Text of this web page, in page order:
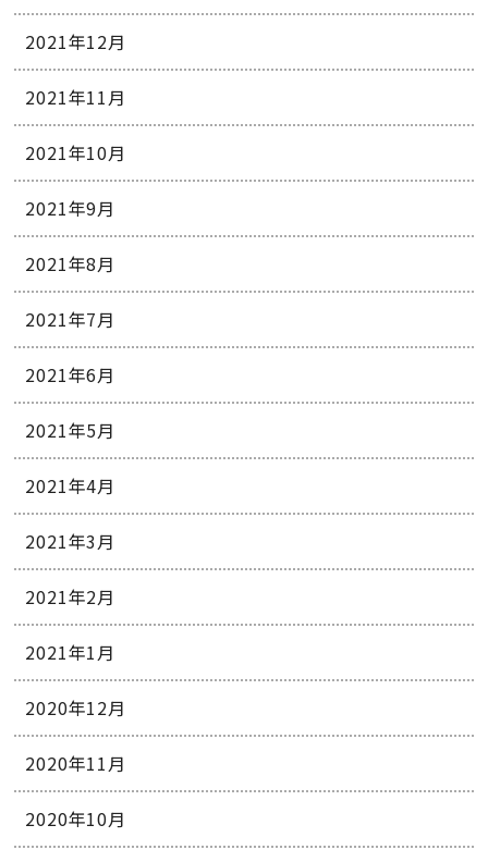
2021年12月
2021年11月
2021年10月
2021年9月
2021年8月
2021年7月
2021年6月
2021年5月
2021年4月
2021年3月
2021年2月
2021年1月
2020年12月
2020年11月
2020年10月